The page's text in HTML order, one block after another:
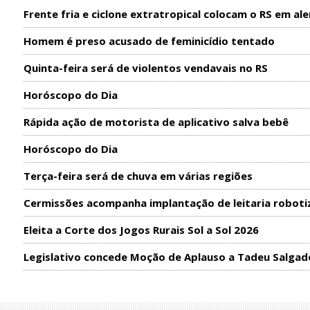
Frente fria e ciclone extratropical colocam o RS em
Homem é preso acusado de feminicídio tentado
Quinta-feira será de violentos vendavais no RS
Horóscopo do Dia
Rápida ação de motorista de aplicativo salva bebê
Horóscopo do Dia
Terça-feira será de chuva em várias regiões
Cermissões acompanha implantação de leitaria
Eleita a Corte dos Jogos Rurais Sol a Sol 2026
Legislativo concede Moção de Aplauso a Tadeu